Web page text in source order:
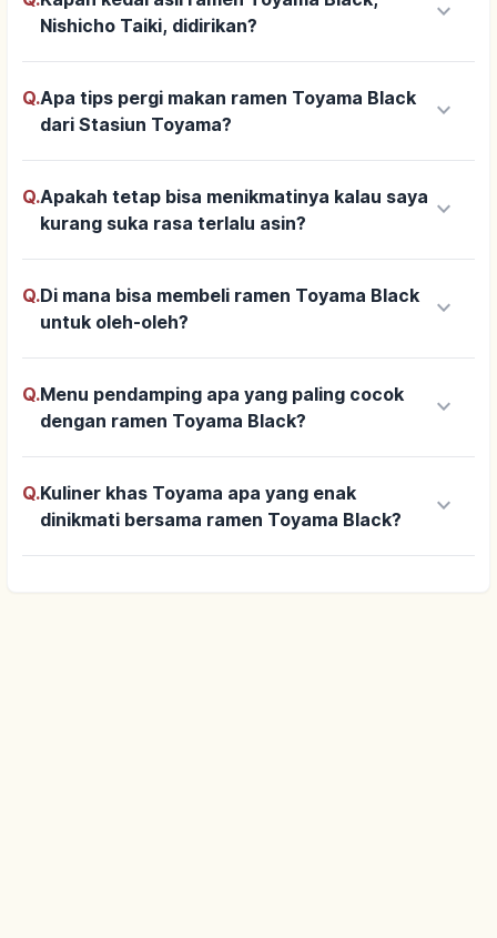
Nishicho Taiki, didirikan?
keyboard_arrow_down
Q.Apa tips pergi makan ramen Toyama Black
dari Stasiun Toyama?
keyboard_arrow_down
Q.Apakah tetap bisa menikmatinya kalau saya
kurang suka rasa terlalu asin?
keyboard_arrow_down
Q.Di mana bisa membeli ramen Toyama Black
untuk oleh-oleh?
keyboard_arrow_down
Q.Menu pendamping apa yang paling cocok
dengan ramen Toyama Black?
keyboard_arrow_down
Q.Kuliner khas Toyama apa yang enak
dinikmati bersama ramen Toyama Black?
keyboard_arrow_down